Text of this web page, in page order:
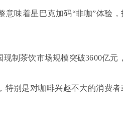
味着星巴克加码“非咖”体验
制茶饮市场规模突破3600亿元
特别是对咖啡兴趣不大的消费